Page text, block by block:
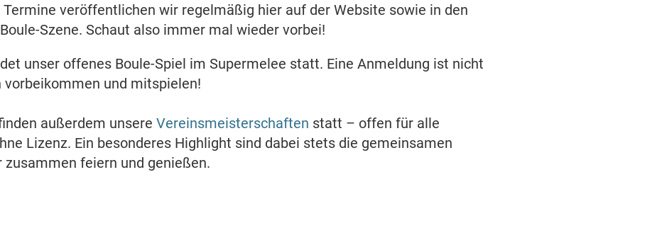
veröffentlichen wir regelmäßig hier auf der Website sowie in den
Szene. Schaut also immer mal wieder vorbei!
unser offenes Boule-Spiel im Supermelee statt. Eine Anmeldung ist nicht
und mitspielen!
außerdem unsere Vereinsmeisterschaften statt – offen für alle
Lizenz. Ein besonderes Highlight sind dabei stets die gemeinsamen
zusammen feiern und genießen.